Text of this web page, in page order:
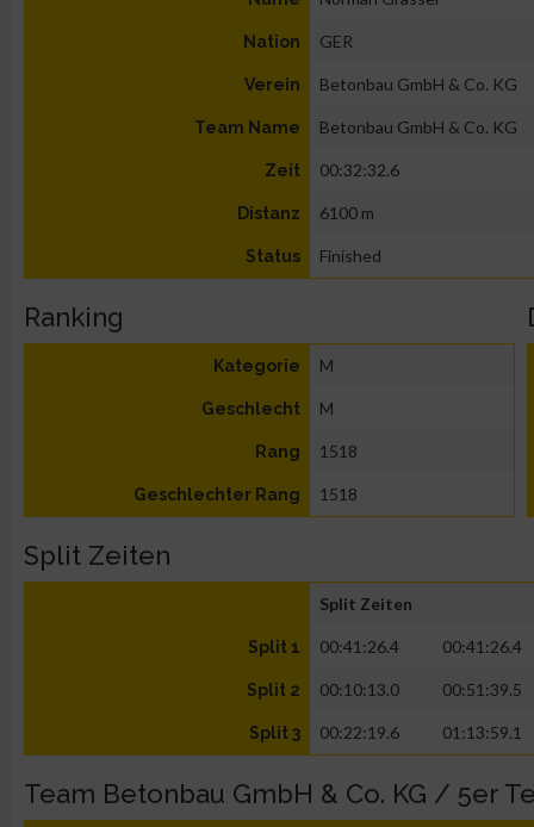
Nation GER
Verein Betonbau GmbH & Co. KG
Team Name Betonbau GmbH & Co. KG
Zeit 00:32:32.6
Distanz 6100 m
Status Finished
Ranking
Kategorie M
Geschlecht M
Rang 1518
Geschlechter Rang 1518
Split Zeiten
Split Zeiten
Split 1 00:41:26.4 00:41:26.4
Split 2 00:10:13.0 00:51:39.5
Split 3 00:22:19.6 01:13:59.1
Team Betonbau GmbH & Co. KG / 5er